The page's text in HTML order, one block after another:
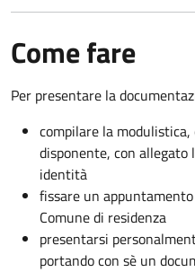
Come fare
Per presentare la
compilare la
disponente, con allegato
identità
fissare un
Comune di residenza
presentarsi
portando con sè un